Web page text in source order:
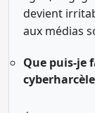
devient
aux médias
Que puis-je